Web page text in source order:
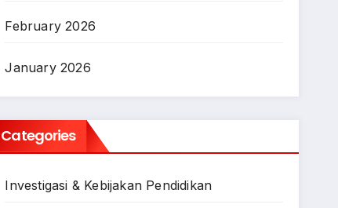
February 2026
January 2026
Categories
Investigasi & Kebijakan Pendidikan